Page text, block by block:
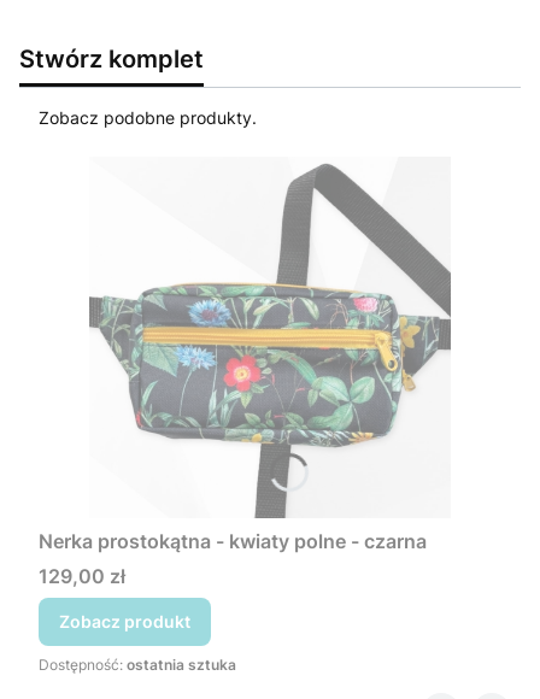
Stwórz komplet
Zobacz podobne produkty.
Nerka prostokątna - kwiaty polne - czarna
Cena
129,00 zł
Zobacz produkt
Dostępność: ostatnia sztuka